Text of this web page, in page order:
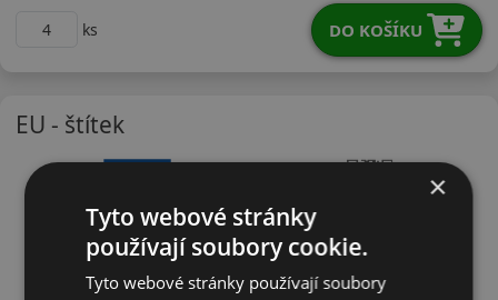
ks DO KOŠÍKU
EU - štítek
×
Tyto webové stránky
používají soubory cookie.
Tyto webové stránky používají soubory